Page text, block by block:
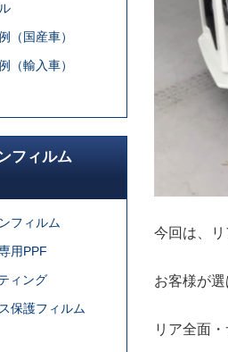
今回は、
お客様が選
リア全面
（国産車）
（輸入車）
フィルム
フィルム
用PPF
ィング
保護フィルム